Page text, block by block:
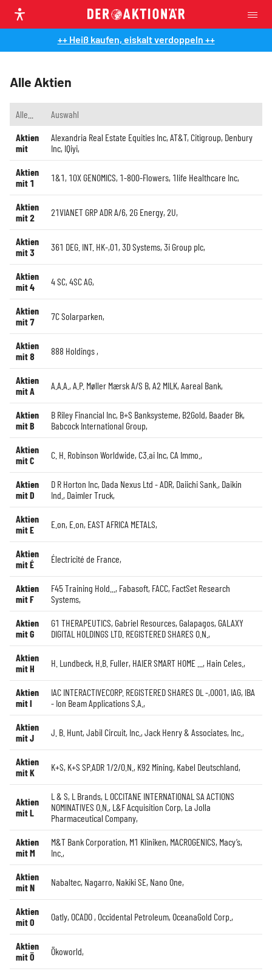
++ Heiß kaufen, eiskalt verdoppeln ++
Alle Aktien
Alle...
Auswahl
Aktien
mit
Alexandria Real Estate Equities Inc, AT&T, Citigroup, Denbury
Inc, IQiyi,
Aktien
mit 1
1&1, 10X GENOMICS, 1-800-Flowers, 1life Healthcare Inc,
Aktien
mit 2
21VIANET GRP ADR A/6, 2G Energy, 2U,
Aktien
mit 3
361 DEG. INT. HK-,01, 3D Systems, 3i Group plc,
Aktien
mit 4
4 SC, 4SC AG,
Aktien
mit 7
7C Solarparken,
Aktien
mit 8
888 Holdings ,
Aktien
mit A
A.A.A. , A.P. Møller Mærsk A/S B, A2 MILK, Aareal Bank,
Aktien
mit B
B Riley Financial Inc, B+S Banksysteme, B2Gold, Baader Bk,
Babcock International Group,
Aktien
mit C
C. H. Robinson Worldwide, C3.ai Inc, CA Immo. ,
Aktien
mit D
D R Horton Inc, Dada Nexus Ltd - ADR, Daiichi Sank. , Daikin
Ind. , Daimler Truck,
Aktien
mit E
E.on, E.on, EAST AFRICA METALS,
Aktien
mit É
Électricité de France,
Aktien
mit F
F45 Training Hold... , Fabasoft, FACC, FactSet Research
Systems,
Aktien
mit G
G1 THERAPEUTICS, Gabriel Resources, Galapagos, GALAXY
DIGITAL HOLDINGS LTD. REGISTERED SHARES O.N. ,
Aktien
mit H
H. Lundbeck, H.B. Fuller, HAIER SMART HOME ... , Hain Celes. ,
Aktien
mit I
IAC INTERACTIVECORP. REGISTERED SHARES DL -,0001, IAG, IBA
- Ion Beam Applications S.A. ,
Aktien
mit J
J. B. Hunt, Jabil Circuit, Inc. , Jack Henry & Associates, Inc. ,
Aktien
mit K
K+S, K+S SP.ADR 1/2/O.N. , K92 Mining, Kabel Deutschland,
Aktien
mit L
L & S, L Brands, L OCCITANE INTERNATIONAL SA ACTIONS
NOMINATIVES O.N. , L&F Acquisition Corp, La Jolla
Pharmaceutical Company,
Aktien
mit M
M&T Bank Corporation, M1 Kliniken, MACROGENICS, Macy’s,
Inc. ,
Aktien
mit N
Nabaltec, Nagarro, Nakiki SE, Nano One,
Aktien
mit O
Oatly, OCADO , Occidental Petroleum, OceanaGold Corp. ,
Aktien
mit Ö
Ökoworld,